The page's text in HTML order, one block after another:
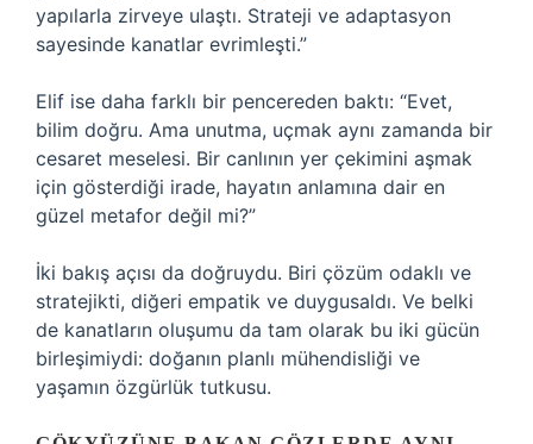
yapılarla zirveye ulaştı. Strateji ve adaptasyon
sayesinde kanatlar evrimleşti.”
Elif ise daha farklı bir pencereden baktı: “Evet,
bilim doğru. Ama unutma, uçmak aynı zamanda bir
cesaret meselesi. Bir canlının yer çekimini aşmak
için gösterdiği irade, hayatın anlamına dair en
güzel metafor değil mi?”
İki bakış açısı da doğruydu. Biri çözüm odaklı ve
stratejikti, diğeri empatik ve duygusaldı. Ve belki
de kanatların oluşumu da tam olarak bu iki gücün
birleşimiydi: doğanın planlı mühendisliği ve
yaşamın özgürlük tutkusu.